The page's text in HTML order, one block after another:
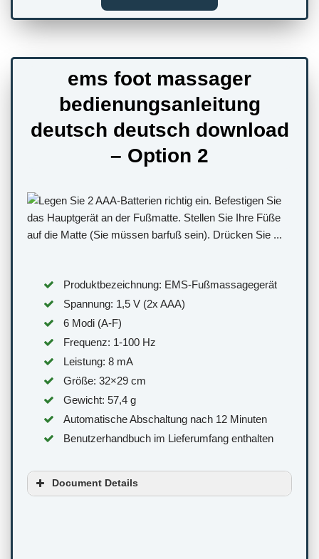
ems foot massager
bedienungsanleitung
deutsch deutsch download
– Option 2
Produktbezeichnung: EMS-Fußmassagegerät
Spannung: 1,5 V (2x AAA)
6 Modi (A-F)
Frequenz: 1-100 Hz
Leistung: 8 mA
Größe: 32×29 cm
Gewicht: 57,4 g
Automatische Abschaltung nach 12 Minuten
Benutzerhandbuch im Lieferumfang enthalten
Document Details